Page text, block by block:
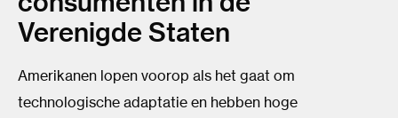
Verenigde Staten
Amerikanen lopen voorop als het gaat om
technologische adaptatie en hebben hoge